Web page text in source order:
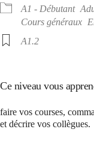
A1 - Débutant
Cours généraux
A1.2
Ce niveau vous
faire vos courses,
et décrire vos collègues.